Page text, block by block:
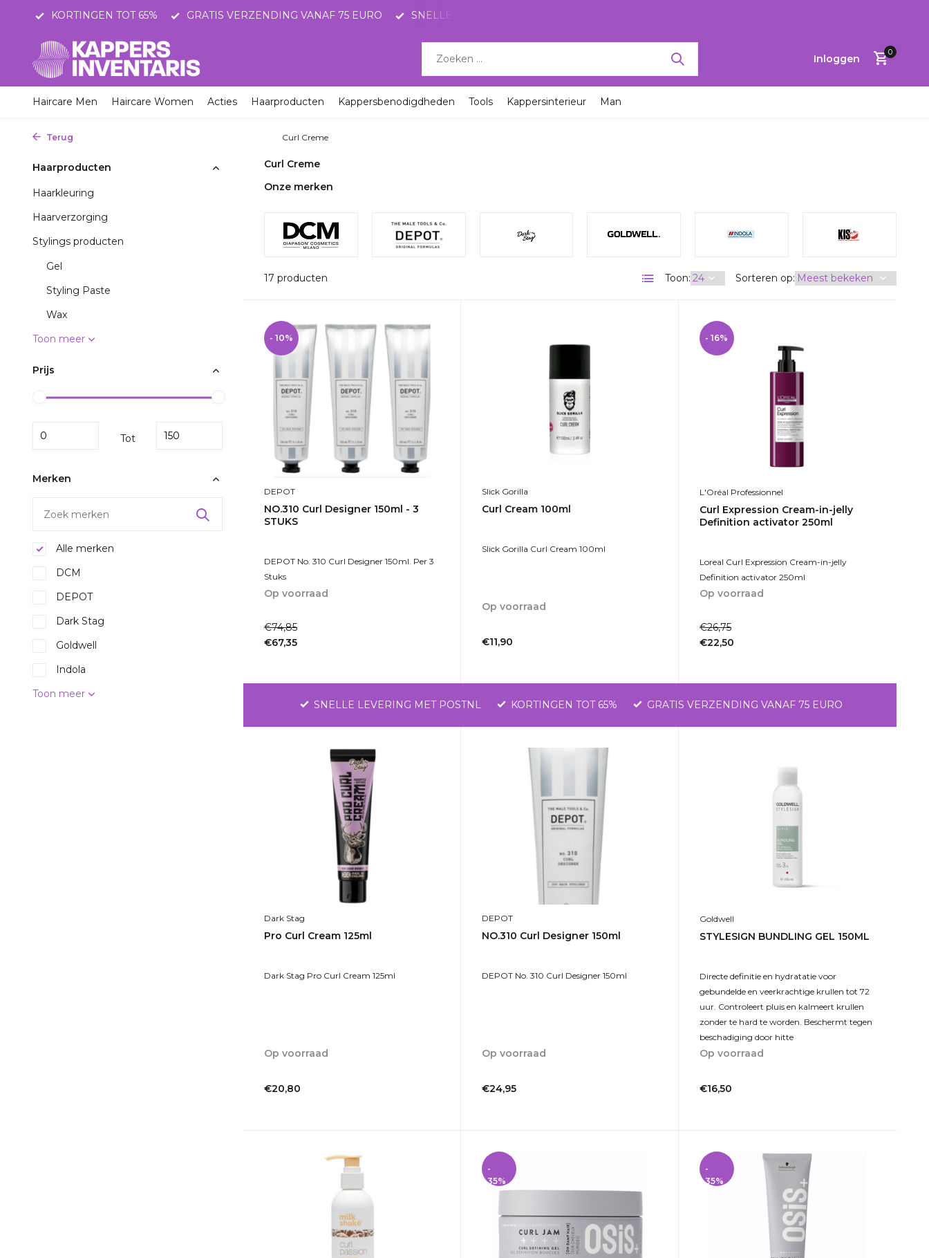
GRATIS VERZENDING VANAF 75 EURO SNELLE LEVERING MET POSTNL
Inloggen
0
Haircare Men Haircare Women Acties Haarproducten Kappersbenodigdheden Tools Kappersinterieur Man
Terug Curl Creme
Haarproducten
Haarkleuring
Haarverzorging
Stylings producten
Gel
Styling Paste
Wax
Toon meer
Prijs
Tot
Merken
Alle merken
DCM
DEPOT
Dark Stag
Goldwell
Indola
Toon meer
Curl Creme
Onze merken
17 producten Toon: Sorteren op:
- 10%
DEPOT
NO.310 Curl Designer 150ml - 3
STUKS
DEPOT No. 310 Curl Designer 150ml. Per 3
Stuks
Op voorraad
€74,85
€67,35
Slick Gorilla
Curl Cream 100ml
Slick Gorilla Curl Cream 100ml
Op voorraad
€11,90
- 16%
L'Oréal Professionnel
Curl Expression Cream-in-jelly
Definition activator 250ml
Loreal Curl Expression Cream-in-jelly
Definition activator 250ml
Op voorraad
€26,75
€22,50
SNELLE LEVERING MET POSTNL KORTINGEN TOT 65% GRATIS VERZENDING VANAF 75 EURO
Dark Stag
Pro Curl Cream 125ml
Dark Stag Pro Curl Cream 125ml
Op voorraad
€20,80
DEPOT
NO.310 Curl Designer 150ml
DEPOT No. 310 Curl Designer 150ml
Op voorraad
€24,95
Goldwell
STYLESIGN BUNDLING GEL 150ML
Directe definitie en hydratatie voor
gebundelde en veerkrachtige krullen tot 72
uur. Controleert pluis en kalmeert krullen
zonder te hard te worden. Beschermt tegen
beschadiging door hitte
Op voorraad
€16,50
-
35%
-
35%